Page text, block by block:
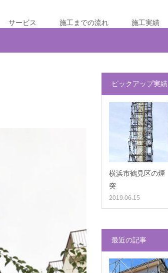
サービス 施工までの流れ 施工実績
ピックアップ実績
横浜市鶴見区の煙
突
2019.06.15
最近の記事